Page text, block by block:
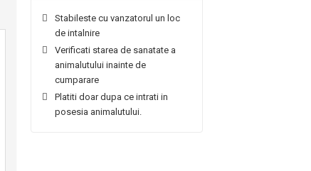
Stabileste cu vanzatorul un loc
de intalnire
Verificati starea de sanatate a
animalutului inainte de
cumparare
Platiti doar dupa ce intrati in
posesia animalutului.